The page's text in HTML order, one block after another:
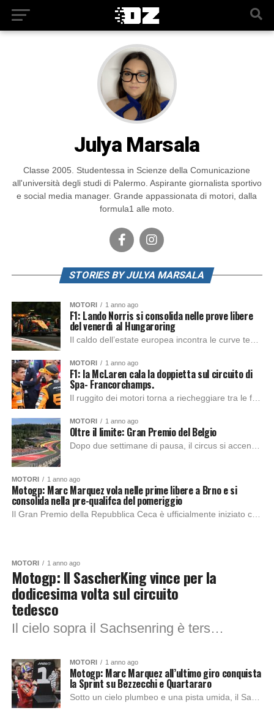
Julya Marsala
Classe 2005. Studentessa in Scienze della Comunicazione
all'università degli studi di Palermo. Aspirante giornalista sportivo
e social media manager. Grande appassionata di motori, dalla
formula1 alle moto.
STORIES BY JULYA MARSALA
MOTORI 1 anno ago
F1: Lando Norris si consolida nelle prove libere
del venerdì al Hungaroring
MOTORI 1 anno ago
F1: la McLaren cala la doppietta sul circuito di
Spa- Francorchamps.
Il ruggito dei motori torna a riecheggiare tra le foreste delle Ardenne: è tempo di Spa-Francorchamps. Il Gran Premio si preannuncia come uno degli appuntamenti più...
MOTORI 1 anno ago
Oltre il limite: Gran Premio del Belgio
MOTORI 1 anno ago
Motogp: Marc Marquez vola nelle prime libere a Brno e si
consolida nella pre-qualifca del pomeriggio
Il Gran Premio della Repubblica Ceca è ufficialmente iniziato con le due sessioni di prove libere del venerdì, che hanno regalato emozioni contrastanti e spunti interessanti...
MOTORI 1 anno ago
Motogp: Il SascherKing vince per la
dodicesima volta sul circuito
tedesco
Il cielo sopra il Sachsenring è terso, la tribuna è un mosaico di colori, bandiere e adrenalina. Mentre l’inno tedesco risuona potente, i piloti sono già...
MOTORI 1 anno ago
Motogp: Marc Marquez all’ultimo giro conquista
la Sprint su Bezzecchi e Quartararo